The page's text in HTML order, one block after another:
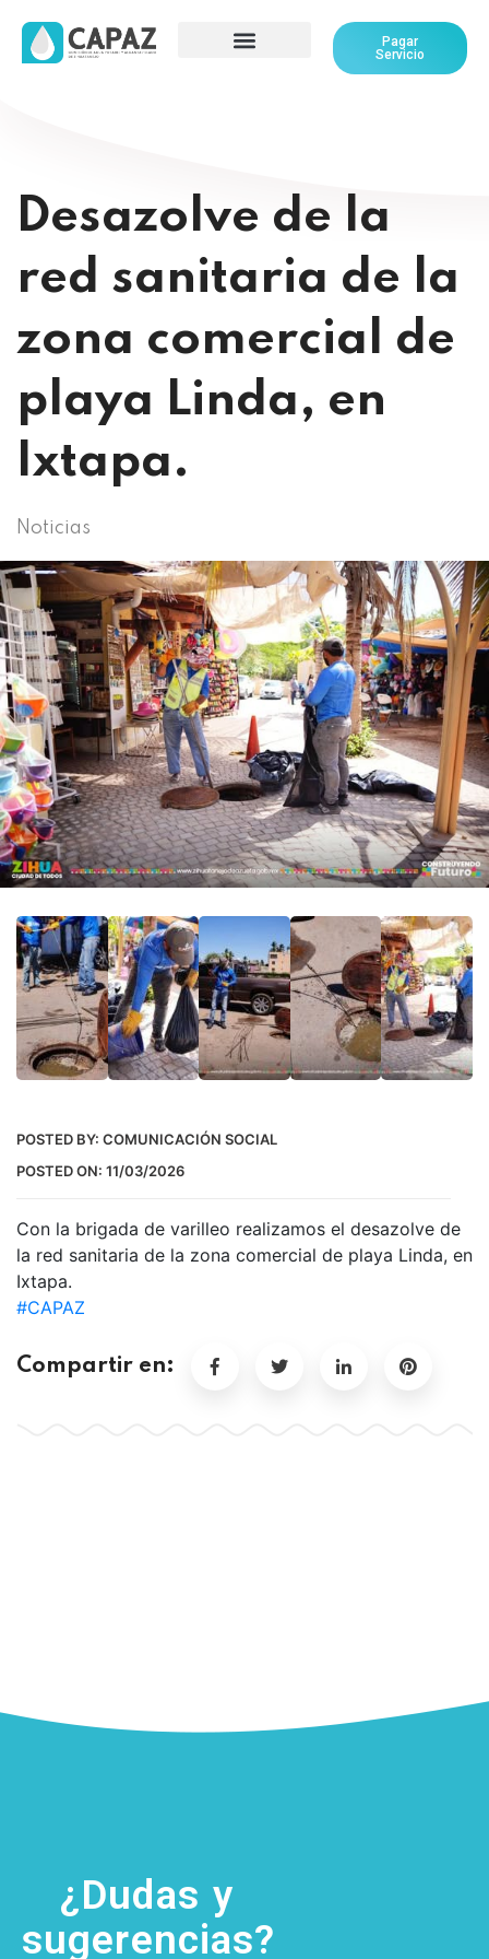
Pagar
Servicio
Desazolve de la
red sanitaria de la
zona comercial de
playa Linda, en
Ixtapa.
Noticias
POSTED BY: COMUNICACIÓN SOCIAL
POSTED ON: 11/03/2026
Con la brigada de varilleo realizamos el desazolve de
la red sanitaria de la zona comercial de playa Linda, en
Ixtapa.
#CAPAZ
Compartir en:
¿Dudas y
sugerencias?